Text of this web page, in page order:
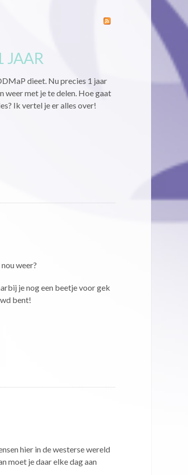
JAAR
dieet. Nu precies 1 jaar
met je te delen. Hoe gaat
Ik vertel je er alles over!
weer?
je nog een beetje voor gek
bent!
hier in de westerse wereld
moet je daar elke dag aan